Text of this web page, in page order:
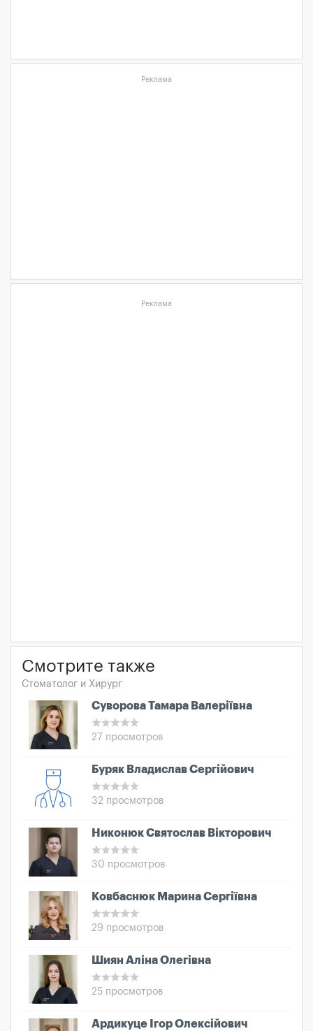
Реклама
Реклама
Смотрите также
Стоматолог и Хирург
Суворова Тамара Валеріївна
27 просмотров
Буряк Владислав Сергійович
32 просмотров
Никонюк Святослав Вікторович
30 просмотров
Ковбаснюк Марина Сергіївна
29 просмотров
Шиян Аліна Олегівна
25 просмотров
Ардикуце Ігор Олексійович